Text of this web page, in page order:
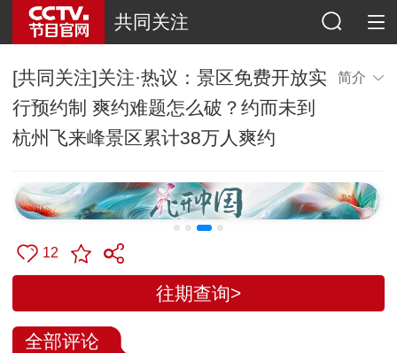
共同关注
[共同关注]关注·热议：景区免费开放实
行预约制 爽约难题怎么破？约而未到
杭州飞来峰景区累计38万人爽约
简介
12
往期查询>
全部评论